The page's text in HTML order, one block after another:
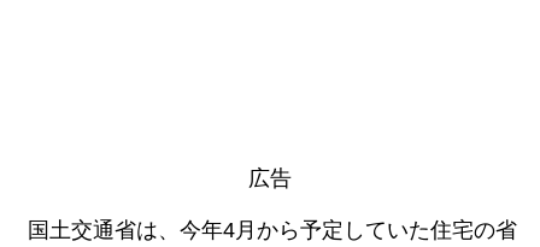
広告
国土交通省は、今年4月から予定していた住宅の省